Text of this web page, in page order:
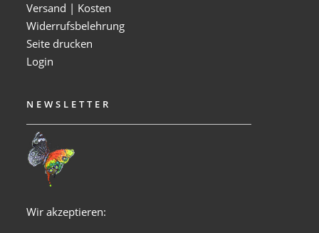
Versand | Kosten
Widerrufsbelehrung
Seite drucken
Login
NEWSLETTER
Wir akzeptieren: